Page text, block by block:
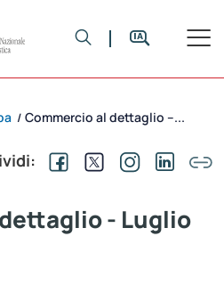
/ Commercio al dettaglio –...
- Luglio